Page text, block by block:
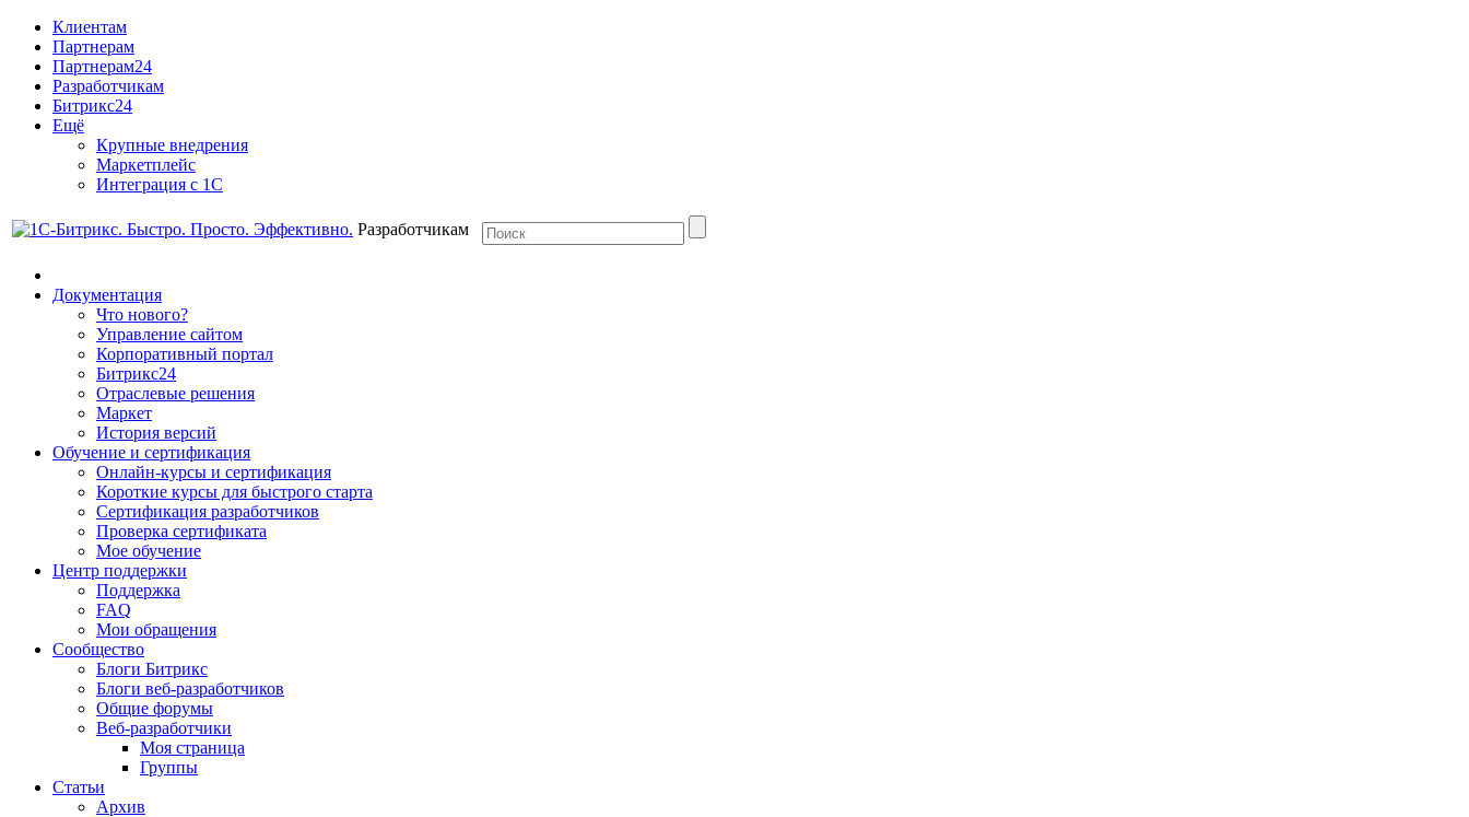
Клиентам
Партнерам
Партнерам24
Разработчикам
Битрикс24
Ещё
Крупные внедрения
Маркетплейс
Интеграция с 1С
Разработчикам
Документация
Что нового?
Управление сайтом
Корпоративный портал
Битрикс24
Отраслевые решения
Маркет
История версий
Обучение и сертификация
Онлайн-курсы и сертификация
Короткие курсы для быстрого старта
Сертификация разработчиков
Проверка сертификата
Мое обучение
Центр поддержки
Поддержка
FAQ
Мои обращения
Сообщество
Блоги Битрикс
Блоги веб-разработчиков
Общие форумы
Веб-разработчики
Моя страница
Группы
Статьи
Архив